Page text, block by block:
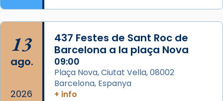
13
ago.
2026
437 Festes de Sant Roc de
Barcelona a la plaça Nova
09:00
Plaça Nova, Ciutat Vella, 08002
Barcelona, Espanya
+ info